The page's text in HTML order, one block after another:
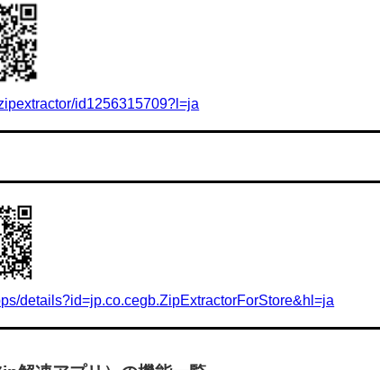
id1256315709?l=ja
details?id=jp.co.cegb.ZipExtractorForStore&hl=ja